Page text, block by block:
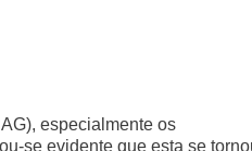
especialmente os
se evidente que esta se